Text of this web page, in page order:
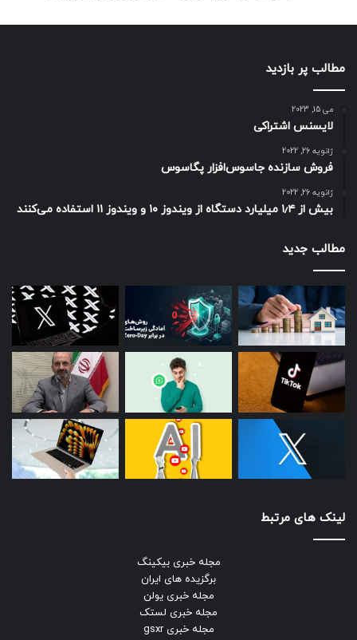
مطالب پر بازدید
می 15, 2023
لایسنس اشتراکی
ژانویه 26, 2022
فروش سازنده جاسوس‌افزار پگاسوس
ژانویه 26, 2022
بیش از ۱٫۴ میلیارد دستگاه از ویندوز ۱۰ و ویندوز ۱۱ استفاده می‌کنند
مطالب جدید
لینک های مرتبط
مجله خبری بیکینگ
برگزیده های ایران
مجله خبری یولن
مجله خبری لستک
مجله خبری gsxr